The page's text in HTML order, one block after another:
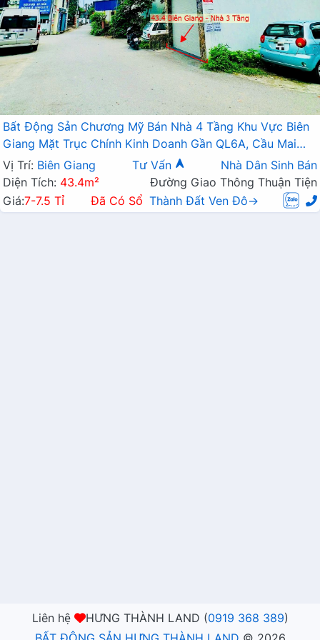
Bất Động Sản Chương Mỹ Bán Nhà 4 Tầng Khu Vực Biên
Giang Mặt Trục Chính Kinh Doanh Gần QL6A, Cầu Mai
Lĩnh Đang Mở Rộng
Vị Trí: Biên Giang Tư Vấn
Nhà Dân Sinh Bán
Diện Tích: 43.4m²
Đường Giao Thông Thuận Tiện
Giá:7-7.5 Tỉ Đã Có Sổ Thành Đất Ven Đô→
Liên hệ HƯNG THÀNH LAND (0919 368 389)